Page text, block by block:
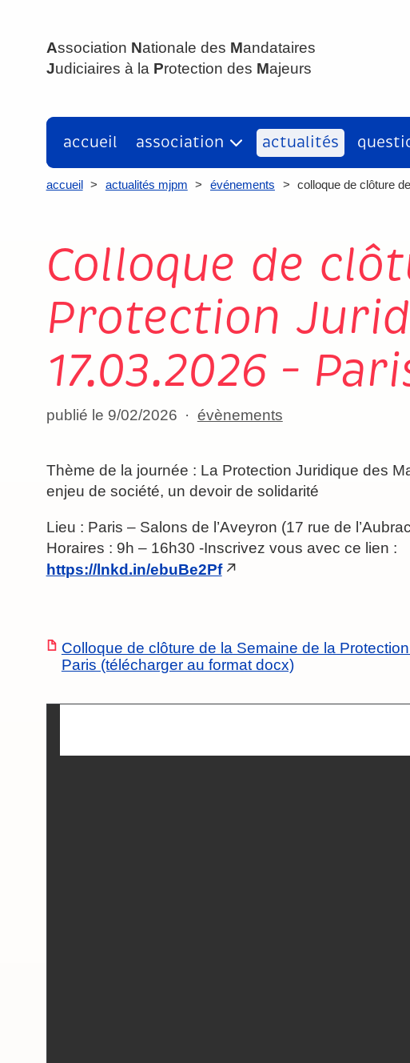
Association Nationale des Mandataires
Judiciaires à la Protection des Majeurs
accueil association actualités
accueil > actualités mjpm > événements > colloque de clôture
Colloque de
Protection
17.03.2026 –
publié le 9/02/2026 évènements
Thème de la journée : La Protection Juridique des
enjeu de société, un devoir de solidarité
Lieu : Paris – Salons de l’Aveyron (17 rue de
Horaires : 9h – 16h30 -Inscrivez vous avec ce lien :
https://lnkd.in/ebuBe2Pf
Colloque de clôture de la Semaine de la
Paris (télécharger au format docx)